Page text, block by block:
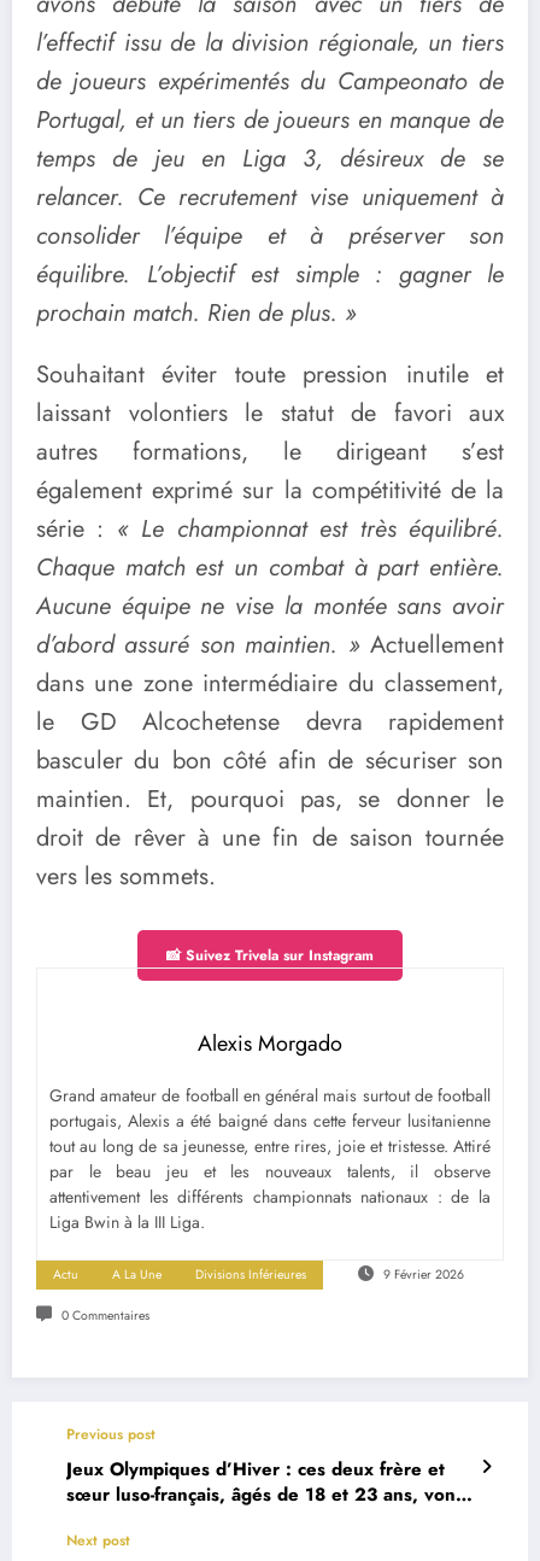
l’effectif issu de la division régionale, un tiers
de joueurs expérimentés du Campeonato de
Portugal, et un tiers de joueurs en manque de
temps de jeu en Liga 3, désireux de se
relancer. Ce recrutement vise uniquement à
consolider l’équipe et à préserver son
équilibre. L’objectif est simple : gagner le
prochain match. Rien de plus. »
Souhaitant éviter toute pression inutile et
laissant volontiers le statut de favori aux
autres formations, le dirigeant s’est
également exprimé sur la compétitivité de la
série : « Le championnat est très équilibré.
Chaque match est un combat à part entière.
Aucune équipe ne vise la montée sans avoir
d’abord assuré son maintien. » Actuellement
dans une zone intermédiaire du classement,
le GD Alcochetense devra rapidement
basculer du bon côté afin de sécuriser son
maintien. Et, pourquoi pas, se donner le
droit de rêver à une fin de saison tournée
vers les sommets.
📸 Suivez Trivela sur Instagram
Alexis Morgado
Grand amateur de football en général mais surtout de football
portugais, Alexis a été baigné dans cette ferveur lusitanienne
tout au long de sa jeunesse, entre rires, joie et tristesse. Attiré
par le beau jeu et les nouveaux talents, il observe
attentivement les différents championnats nationaux : de la
Liga Bwin à la III Liga.
Actu A La Une Divisions Inférieures 9 Février 2026
0 Commentaires
Previous post
Jeux Olympiques d’Hiver : ces deux frère et
sœur luso-français, âgés de 18 et 23 ans, vont
Next post